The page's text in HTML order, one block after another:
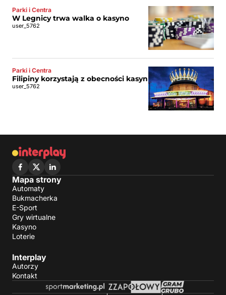
Parki i Centra
W Legnicy trwa walka o kasyno
user_5762
Parki i Centra
Filipiny korzystają z obecności kasyn
user_5762
Mapa strony
Automaty
Bukmacherka
E-Sport
Gry wirtualne
Kasyno
Loterie
Interplay
Autorzy
Kontakt